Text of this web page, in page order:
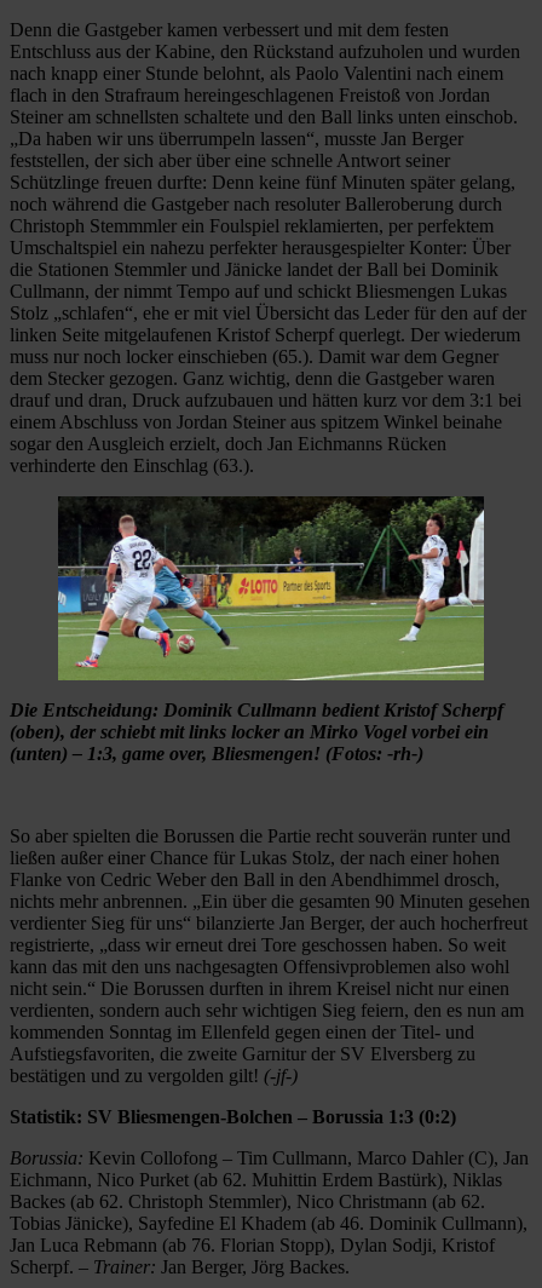
Denn die Gastgeber kamen verbessert und mit dem festen
Entschluss aus der Kabine, den Rückstand aufzuholen und wurden
nach knapp einer Stunde belohnt, als Paolo Valentini nach einem
flach in den Strafraum hereingeschlagenen Freistoß von Jordan
Steiner am schnellsten schaltete und den Ball links unten einschob.
„Da haben wir uns überrumpeln lassen“, musste Jan Berger
feststellen, der sich aber über eine schnelle Antwort seiner
Schützlinge freuen durfte: Denn keine fünf Minuten später gelang,
noch während die Gastgeber nach resoluter Balleroberung durch
Christoph Stemmmler ein Foulspiel reklamierten, per perfektem
Umschaltspiel ein nahezu perfekter herausgespielter Konter: Über
die Stationen Stemmler und Jänicke landet der Ball bei Dominik
Cullmann, der nimmt Tempo auf und schickt Bliesmengen Lukas
Stolz „schlafen“, ehe er mit viel Übersicht das Leder für den auf der
linken Seite mitgelaufenen Kristof Scherpf querlegt. Der wiederum
muss nur noch locker einschieben (65.). Damit war dem Gegner
dem Stecker gezogen. Ganz wichtig, denn die Gastgeber waren
drauf und dran, Druck aufzubauen und hätten kurz vor dem 3:1 bei
einem Abschluss von Jordan Steiner aus spitzem Winkel beinahe
sogar den Ausgleich erzielt, doch Jan Eichmanns Rücken
verhinderte den Einschlag (63.).
Die Entscheidung: Dominik Cullmann bedient Kristof Scherpf
(oben), der schiebt mit links locker an Mirko Vogel vorbei ein
(unten) – 1:3, game over, Bliesmengen! (Fotos: -rh-)
So aber spielten die Borussen die Partie recht souverän runter und
ließen außer einer Chance für Lukas Stolz, der nach einer hohen
Flanke von Cedric Weber den Ball in den Abendhimmel drosch,
nichts mehr anbrennen. „Ein über die gesamten 90 Minuten gesehen
verdienter Sieg für uns“ bilanzierte Jan Berger, der auch hocherfreut
registrierte, „dass wir erneut drei Tore geschossen haben. So weit
kann das mit den uns nachgesagten Offensivproblemen also wohl
nicht sein.“ Die Borussen durften in ihrem Kreisel nicht nur einen
verdienten, sondern auch sehr wichtigen Sieg feiern, den es nun am
kommenden Sonntag im Ellenfeld gegen einen der Titel- und
Aufstiegsfavoriten, die zweite Garnitur der SV Elversberg zu
bestätigen und zu vergolden gilt! (-jf-)
Statistik: SV Bliesmengen-Bolchen – Borussia 1:3 (0:2)
Borussia: Kevin Collofong – Tim Cullmann, Marco Dahler (C), Jan
Eichmann, Nico Purket (ab 62. Muhittin Erdem Bastürk), Niklas
Backes (ab 62. Christoph Stemmler), Nico Christmann (ab 62.
Tobias Jänicke), Sayfedine El Khadem (ab 46. Dominik Cullmann),
Jan Luca Rebmann (ab 76. Florian Stopp), Dylan Sodji, Kristof
Scherpf. – Trainer: Jan Berger, Jörg Backes.